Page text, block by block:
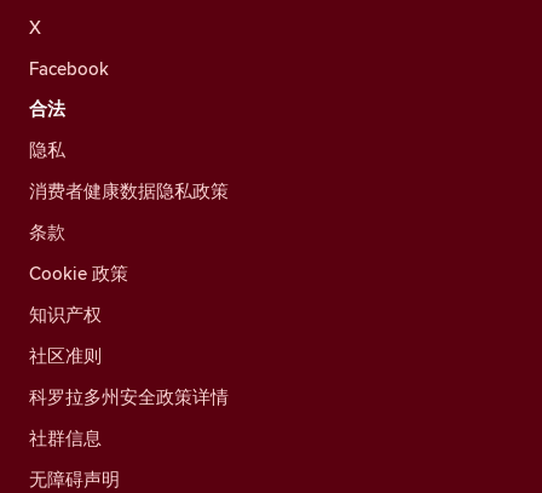
X
Facebook
合法
隐私
消费者健康数据隐私政策
条款
Cookie 政策
知识产权
社区准则
科罗拉多州安全政策详情
社群信息
无障碍声明